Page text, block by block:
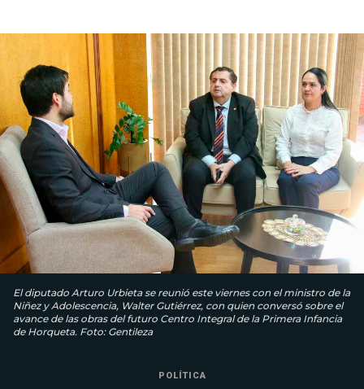
El diputado Arturo Urbieta se reunió este viernes con el ministro de la
Niñez y Adolescencia, Walter Gutiérrez, con quien conversó sobre el
avance de las obras del futuro Centro Integral de la Primera Infancia
de Horqueta. Foto: Gentileza
POLÍTICA